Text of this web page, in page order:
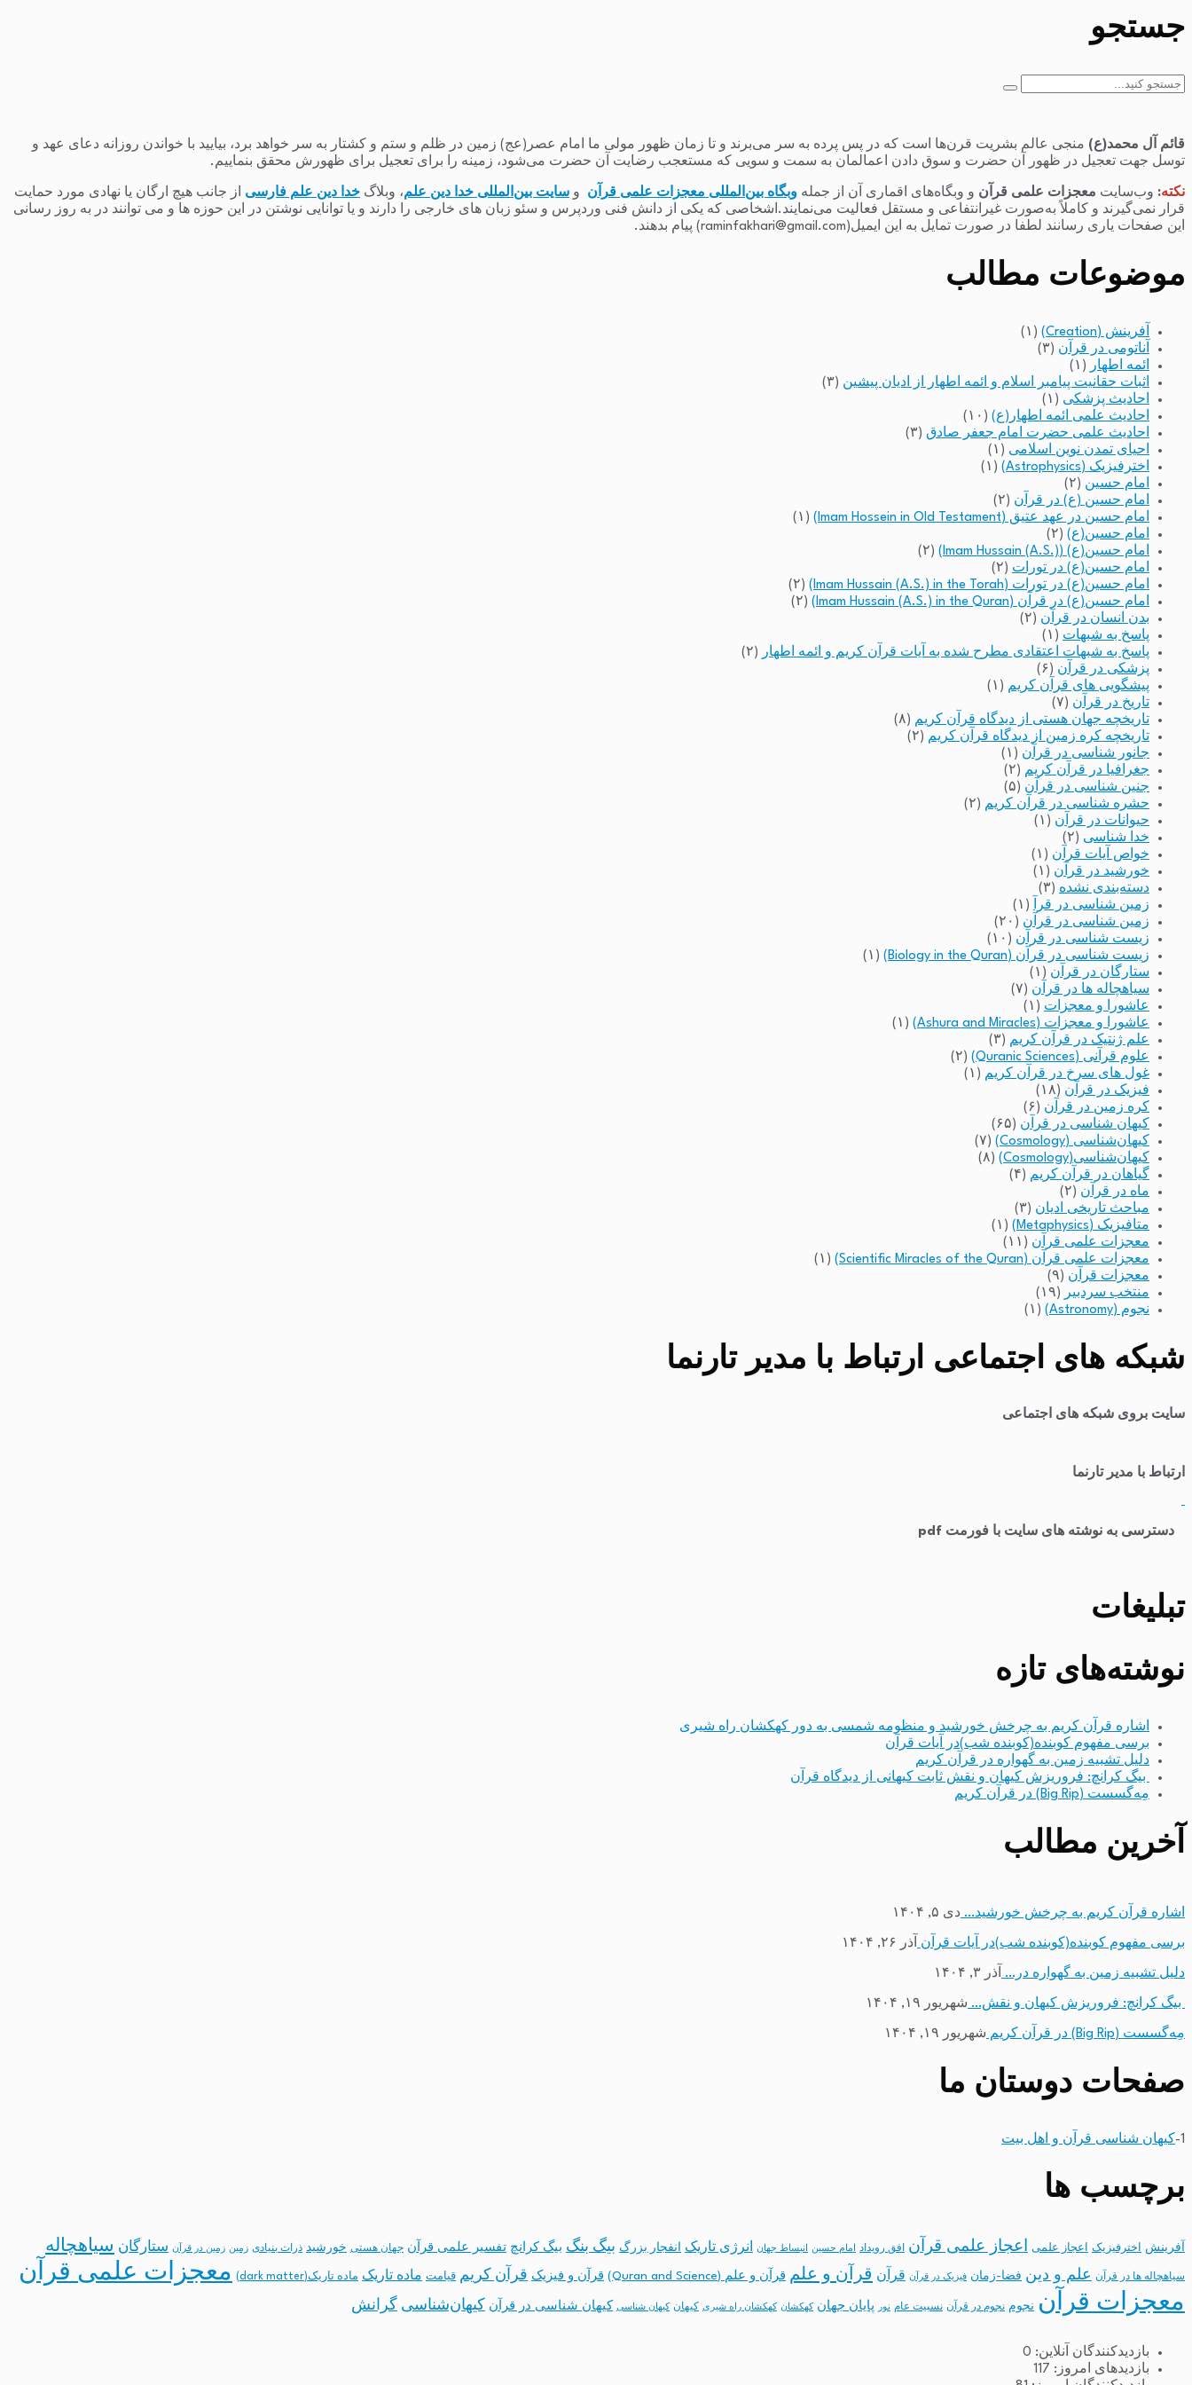
جستجو
جستجو
قائم آل محمد(ع) منجی عالم بشریت قرن‌ها است که در پس پرده به سر می‌برند و تا زمان ظهور مولی ما امام عصر(عج) زمین در ظلم و ستم و کشتار به سر خواهد برد، بیایید با خواندن روزانه دعای عهد و
توسل جهت تعجیل در ظهور آن حضرت و سوق دادن اعمالمان به سمت و سویی که مستعجب رضایت آن حضرت می‌شود، زمینه را برای تعجیل برای ظهورش محقق بنماییم.
نکته: وب‌سایت معجزات علمی قرآن و وبگاه‌های اقماری آن از جمله وبگاه بین‌المللی معجزات علمی قرآن و سایت بین‌المللی خدا دین علم، وبلاگ خدا دین علم فارسی از جانب هیچ ارگان یا نهادی مورد حمایت
قرار نمی‌گیرند و کاملاً به‌صورت غیرانتفاعی و مستقل فعالیت می‌نمایند.اشخاصی که یکی از دانش فنی وردپرس و سئو زبان های خارجی را دارند و یا توانایی نوشتن در این حوزه ها و می توانند در به روز رسانی
این صفحات یاری رسانند لطفا در صورت تمایل به این ایمیل(raminfakhari@gmail.com) پیام بدهند.
موضوعات مطالب
آفرینش (Creation)
(۱)
آناتومی در قرآن (۳)
ائمه اطهار
(۱)
اثبات حقانیت پیامبر اسلام و ائمه اطهار از ادیان پیشین (۳)
احادیث پزشکی (۱)
احادیث علمی ائمه اطهار(ع) (۱۰)
احادیث علمی حضرت امام جعفر صادق (۳)
احیای تمدن نوین اسلامی (۱)
اخترفیزیک (Astrophysics)
(۱)
امام حسین (۲)
امام حسین (ع) در قرآن (۲)
امام حسین در عهد عتیق (Imam Hossein in Old Testament)
(۱)
امام حسین(ع) (۲)
امام حسین(ع) (Imam Hussain (A.S.))
(۲)
امام حسین(ع) در تورات (۲)
امام حسین(ع) در تورات (Imam Hussain (A.S.) in the Torah)
(۲)
امام حسین(ع) در قرآن (Imam Hussain (A.S.) in the Quran)
(۲)
بدن انسان در قرآن (۲)
پاسخ به شبهات (۱)
پاسخ به شبهات اعتقادی مطرح شده به آیات قرآن کریم و ائمه اطهار
(۲)
پزشکی در قرآن (۶)
پیشگویی های قرآن کریم (۱)
تاریخ در قرآن (۷)
تاریخچه جهان هستی از دیدگاه قرآن کریم (۸)
تاریخچه کره زمین از دیدگاه قرآن کریم (۲)
جانور شناسی در قرآن (۱)
جغرافیا در قرآن کریم (۲)
جنین شناسی در قرآن (۵)
حشره شناسی در قرآن کریم (۲)
حیوانات در قرآن (۱)
خدا شناسی (۲)
خواص آیات قرآن (۱)
خورشید در قرآن (۱)
دسته‌بندی نشده (۳)
زمین شناسی در قرآ
(۱)
زمین شناسی در قرآن (۲۰)
زیست شناسی در قرآن (۱۰)
زیست شناسی در قرآن (Biology in the Quran)
(۱)
ستارگان در قرآن (۱)
سیاهچاله ها در قرآن (۷)
عاشورا و معجزات (۱)
عاشورا و معجزات (Ashura and Miracles)
(۱)
علم ژنتیک در قرآن کریم (۳)
علوم قرآنی (Quranic Sciences)
(۲)
غول های سرخ در قرآن کریم (۱)
فیزیک در قرآن (۱۸)
کره زمین در قرآن (۶)
کیهان شناسی در قرآن (۶۵)
کیهان‌شناسی (Cosmology)
(۷)
کیهان‌شناسی(Cosmology)
(۸)
گیاهان در قرآن کریم (۴)
ماه در قرآن (۲)
مباحث تاریخی ادیان (۳)
متافیزیک (Metaphysics)
(۱)
معجزات علمی قرآن (۱۱)
معجزات علمی قرآن (Scientific Miracles of the Quran)
(۱)
معجزات قرآن (۹)
منتخب سردبیر
(۱۹)
نجوم (Astronomy)
(۱)
شبکه های اجتماعی ارتباط با مدیر تارنما
سایت بروی شبکه های اجتماعی
ارتباط با مدیر تارنما
دسترسی به نوشته های سایت با فورمت pdf
تبلیغات
نوشته‌های تازه
اشاره قرآن کریم به چرخش خورشید و منظومه شمسی به دور کهکشان راه شیری
برسی مفهوم کوبنده(کوبنده شب)در آیات قرآن
دلیل تشبیه زمین به گهواره در قرآن کریم
بیگ کرانچ: فروریزش کیهان و نقش ثابت کیهانی از دیدگاه قرآن
مِه‌گسست (Big Rip) در قرآن کریم
آخرین مطالب
اشاره قرآن کریم به چرخش خورشید… دی ۵, ۱۴۰۴
برسی مفهوم کوبنده(کوبنده شب)در آیات قرآن آذر ۲۶, ۱۴۰۴
دلیل تشبیه زمین به گهواره در… آذر ۳, ۱۴۰۴
بیگ کرانچ: فروریزش کیهان و نقش… شهریور ۱۹, ۱۴۰۴
مِه‌گسست (Big Rip) در قرآن کریم شهریور ۱۹, ۱۴۰۴
صفحات دوستان ما
1- کیهان شناسی قرآن و اهل بیت
برچسب ها
آفرینش اخترفیزیک اعجاز علمی اعجاز علمی قرآن افق رویداد امام حسین انبساط جهان انرژی تاریک انفجار بزرگ بیگ بنگ بیگ کرانچ تفسیر علمی قرآن جهان هستی خورشید ذرات بنیادی زمین زمین در قرآن ستارگان سیاهچاله
سیاهچاله ها در قرآن علم و دین فضا-زمان فیزیک در قرآن قرآن قرآن و علم قرآن و علم (Quran and Science) قرآن و فیزیک قرآن کریم قیامت ماده تاریک ماده تاریک(dark matter) معجزات علمی قرآن
معجزات قرآن نجوم نجوم در قرآن نسبیت عام نور پایان جهان کهکشان کهکشان راه شیری کیهان کیهان شناسی کیهان شناسی در قرآن کیهان‌شناسی گرانش
بازدیدکنندگان آنلاین: 0
بازدیدهای امروز: 117